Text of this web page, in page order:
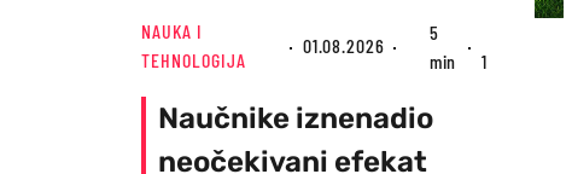
NAUKA I
TEHNOLOGIJA
01.08.2026
5
min
1
Naučnike iznenadio
neočekivani efekat